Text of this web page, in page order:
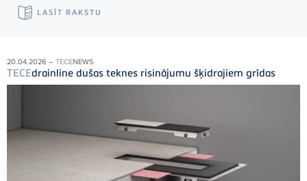
LASĪT RAKSTU
20.04.2026 – TECENEWS
TECEdrainline dušas teknes risinājumu šķidrajiem grīdas